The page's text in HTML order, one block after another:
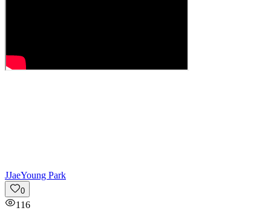
JJaeYoung Park
0
116